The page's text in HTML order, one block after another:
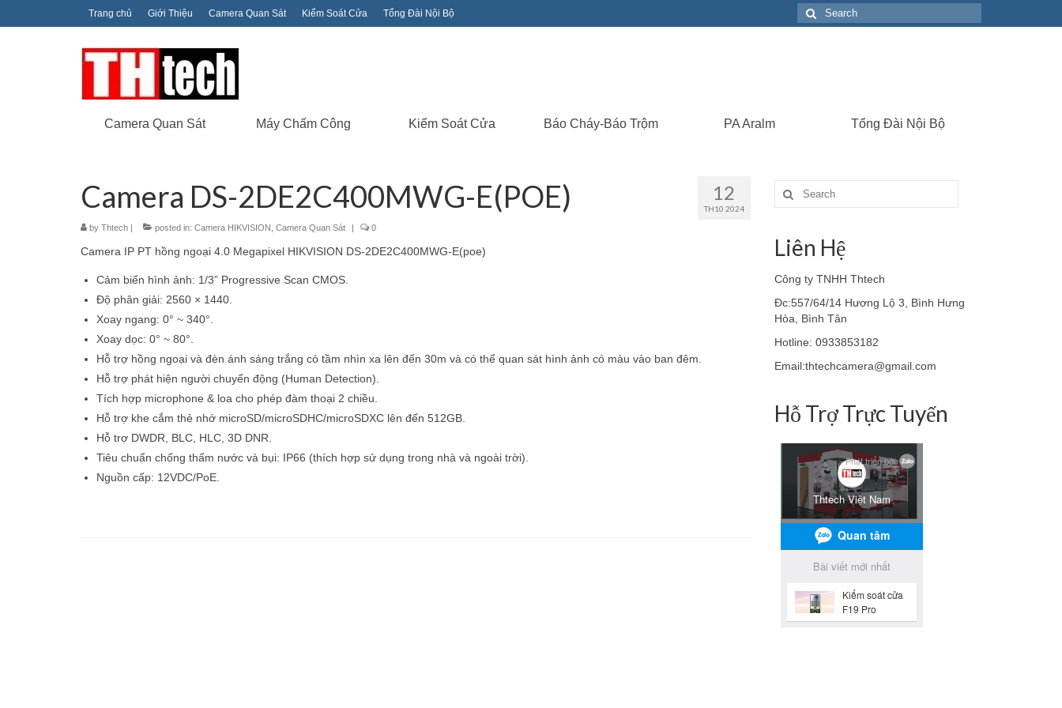
Trang chủ Giới Thiệu Camera Quan Sát Kiểm Soát Cửa Tổng Đài Nội Bộ
Search
for:
Camera Quan Sát Máy Chấm Công Kiểm Soát Cửa Báo Cháy-Báo Trộm PA Aralm Tổng Đài Nội Bộ
12
TH10 2024
Camera DS-2DE2C400MWG-E(POE)
by Thtech | posted in: Camera HIKVISION Camera Quan Sát | 0
Camera IP PT hồng ngoại 4.0 Megapixel HIKVISION DS-2DE2C400MWG-E(poe)
Cảm biến hình ảnh: 1/3” Progressive Scan CMOS.
Độ phân giải: 2560 × 1440.
Xoay ngang: 0° ~ 340°.
Xoay dọc: 0° ~ 80°.
Hỗ trợ hồng ngoại và đèn ánh sáng trắng có tầm nhìn xa lên đến 30m và có thể quan sát hình ảnh có màu vào ban đêm.
Hỗ trợ phát hiện người chuyển động (Human Detection).
Tích hợp microphone & loa cho phép đàm thoại 2 chiều.
Hỗ trợ khe cắm thẻ nhớ microSD/microSDHC/microSDXC lên đến 512GB.
Hỗ trợ DWDR, BLC, HLC, 3D DNR.
Tiêu chuẩn chống thấm nước và bụi: IP66 (thích hợp sử dụng trong nhà và ngoài trời).
Nguồn cấp: 12VDC/PoE.
Search
for:
Liên Hệ
Công ty TNHH Thtech
Đc:557/64/14 Hương Lộ 3, Bình Hưng
Hòa, Bình Tân
Hotline: 0933853182
Email:thtechcamera@gmail.com
Hỗ Trợ Trực Tuyến